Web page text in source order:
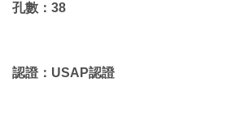
孔數：38
認證：USAP認證